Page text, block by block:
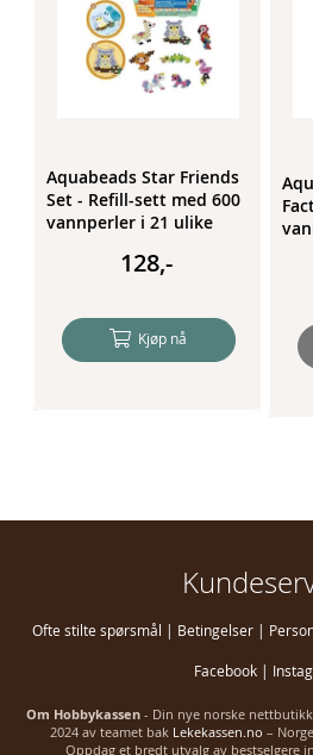
Aquabeads Star Friends
Set - Refill-sett med 600
vannperler i 21 ulike
128,-
Kjøp nå
Ofte stilte spørsmål | Betingelser|
Facebook|
Om Hobbykassen- Din nye norske
2024 av teamet bak Lekekassen.no –
Oppdag et bredt utvalg av bestselgere